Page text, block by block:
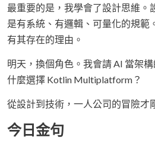
最重要的是，我學會了設計思維。
是有系統、有邏輯、可量化的規範
有其存在的理由。
明天，換個角色。我會請 AI 當架
什麼選擇 Kotlin Multiplatform？
從設計到技術，一人公司的冒險才
今日金句